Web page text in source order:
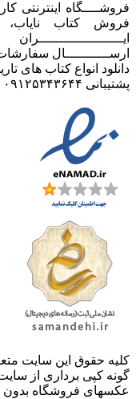
فروشــــگاه اینترنتی
فروش کتاب
ایـــــــــــــــــــــران
ارســـــــــــال
دانلود انواع کتاب های
پشتیبانی ۰۹۱۲۵۳۴۳۶۴۴
کليه حقوق اين سايت
گونه کپی برداری از
عکسهای فروشگاه بدون